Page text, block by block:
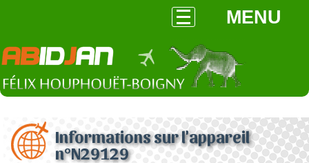
MENU
Informations sur l'appareil
n°N29129